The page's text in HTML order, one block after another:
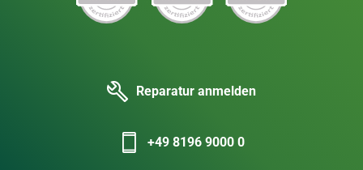
Reparatur anmelden
+49 8196 9000 0